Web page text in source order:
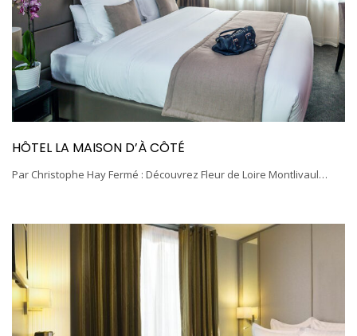
HÔTEL LA MAISON D’À CÔTÉ
Par Christophe Hay Fermé : Découvrez Fleur de Loire Montlivaul…